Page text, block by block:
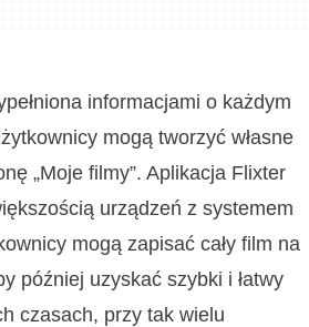
informacjami o każdym
mogą tworzyć własne
„Moje filmy”. Aplikacja Flixter
urządzeń z systemem
mogą zapisać cały film na
później uzyskać szybki i łatwy
czasach, przy tak wielu